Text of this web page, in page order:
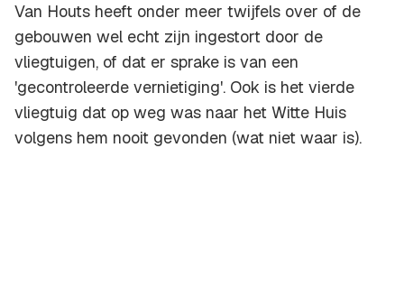
Van Houts heeft onder meer twijfels over of de
gebouwen wel echt zijn ingestort door de
vliegtuigen, of dat er sprake is van een
'gecontroleerde vernietiging'. Ook is het vierde
vliegtuig dat op weg was naar het Witte Huis
volgens hem nooit gevonden (wat niet waar is).